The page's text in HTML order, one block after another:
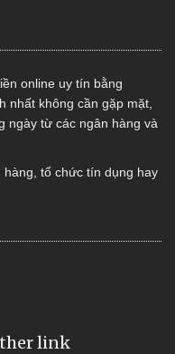
online uy tín bằng
nhất không cần gặp mặt,
ngày từ các ngân hàng và
hàng, tổ chức tín dụng hay
link